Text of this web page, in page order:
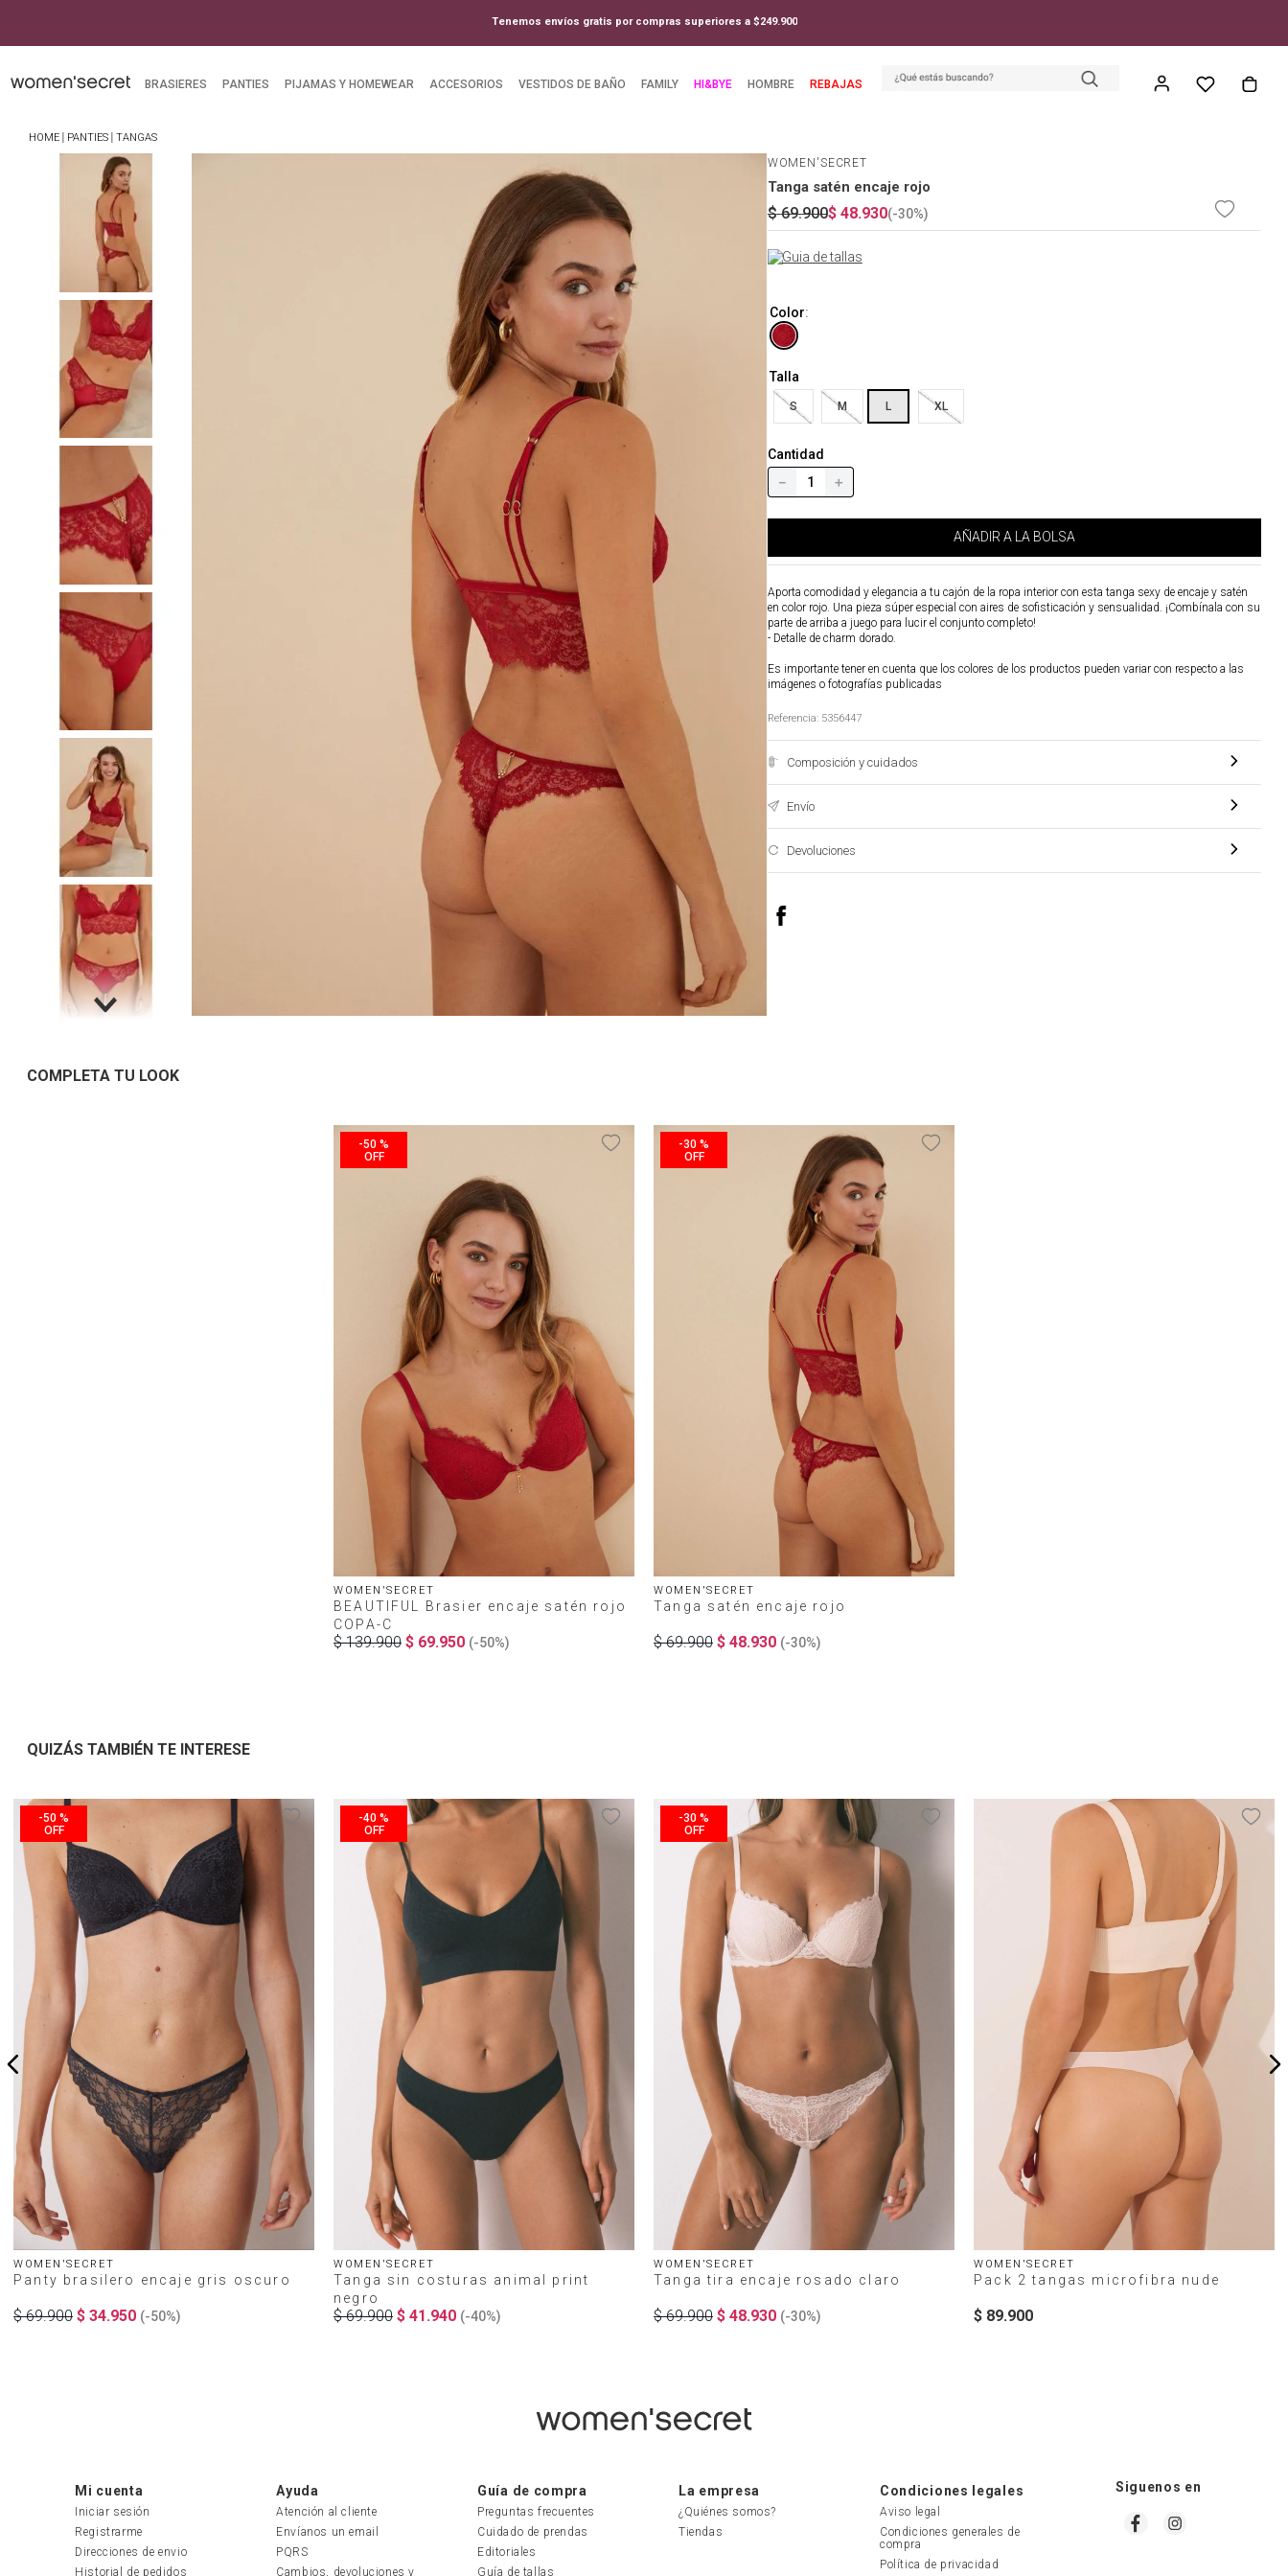
Tenemos envíos gratis por compras superiores a $249.900
BRASIERES PANTIES PIJAMAS Y HOMEWEAR ACCESORIOS VESTIDOS DE BAÑO FAMILY HI&BYE HOMBRE REBAJAS
PANTIES TANGAS
WOMEN'SECRET
Tanga satén encaje rojo
$ 69.900$ 48.930(-30%)
Guia de tallas
Color:
Talla
S M L XL
Cantidad
＋
－
AÑADIR A LA BOLSA
Aporta comodidad y elegancia a tu cajón de la ropa interior con esta tanga sexy de encaje y satén
en color rojo. Una pieza súper especial con aires de sofisticación y sensualidad. ¡Combínala con su
parte de arriba a juego para lucir el conjunto completo!
- Detalle de charm dorado.
Es importante tener en cuenta que los colores de los productos pueden variar con respecto a las
imágenes o fotografías publicadas
Referencia: 5356447
Composición y cuidados
Envío
Devoluciones
COMPLETA TU LOOK
-50 %
WOMEN'SECRET
BEAUTIFUL Brasier encaje satén rojo
COPA-C
$ 139.900 $ 69.950 (-50%)
-30 %
WOMEN'SECRET
Tanga satén encaje rojo
$ 69.900 $ 48.930 (-30%)
QUIZÁS TAMBIÉN TE INTERESE
-50 %
WOMEN'SECRET
Panty brasilero encaje gris oscuro
$ 69.900 $ 34.950 (-50%)
-40 %
WOMEN'SECRET
Tanga sin costuras animal print
negro
$ 69.900 $ 41.940 (-40%)
-30 %
WOMEN'SECRET
Tanga tira encaje rosado claro
$ 69.900 $ 48.930 (-30%)
WOMEN'SECRET
Pack 2 tangas microfibra nude
$ 89.900
Mi cuenta
Iniciar sesión
Registrarme
Direcciones de envio
Historial de pedidos
Ayuda
Atención al cliente
Envíanos un email
PQRS
Cambios, devoluciones y
Guía de compra
Preguntas frecuentes
Cuidado de prendas
Editoriales
Guía de tallas
La empresa
¿Quiénes somos?
Tiendas
Condiciones legales
Aviso legal
Condiciones generales de
compra
Política de privacidad
Siguenos en